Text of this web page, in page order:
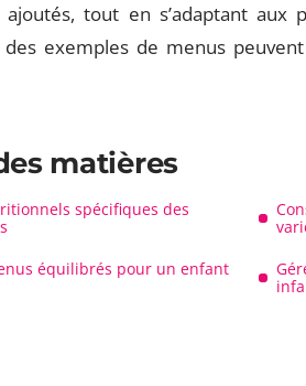
tout en s’adaptant aux
des exemples de menus
matières
spécifiques des
équilibrés pour un enfant